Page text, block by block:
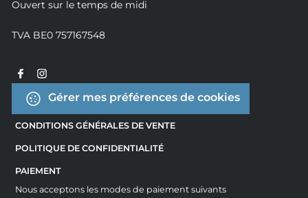
Ouvert sur le temps de midi
TVA BE0 757167548
Gérer mes préférences de cookies
CONDITIONS GÉNÉRALES DE VENTE
POLITIQUE DE CONFIDENTIALITÉ
PAIEMENT
Nous acceptons les modes de paiement suivants